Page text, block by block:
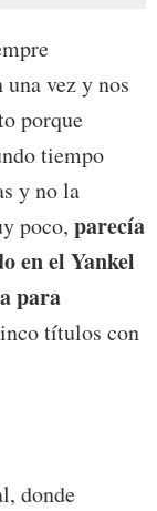
vez y nos
porque
tiempo
y no la
poco, parecía
en el Yankel
para
títulos con
donde